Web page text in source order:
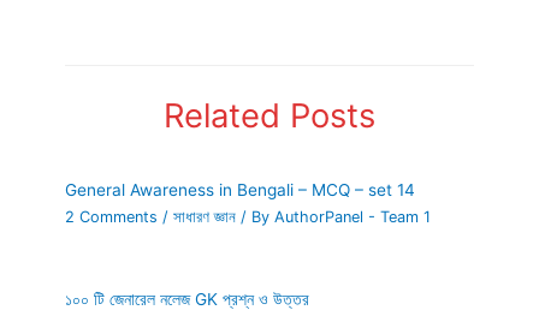
Related Posts
General Awareness in Bengali – MCQ – set 14
2 Comments /সাধারণ জ্ঞান / ByAuthorPanel - Team 1
১০০ টি জেনারেল নলেজ GK প্রশ্ন ও উত্তর